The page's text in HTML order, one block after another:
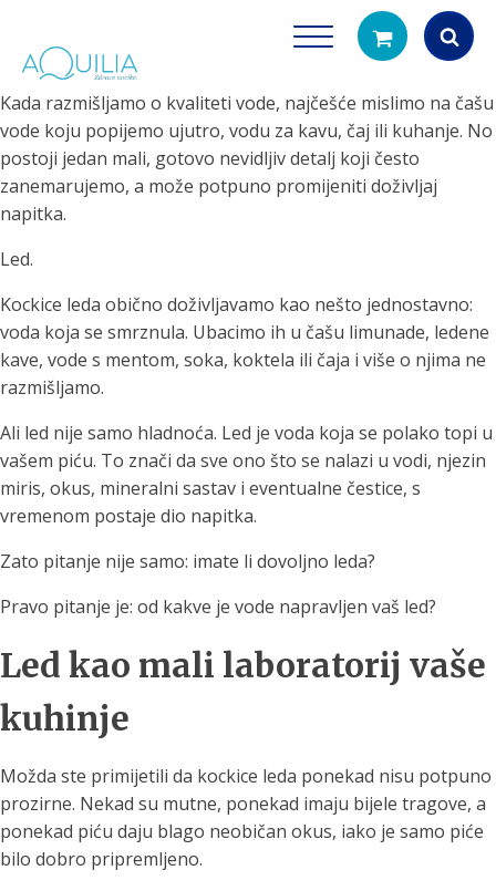
search
Kada razmišljamo o kvaliteti vode, najčešće mislimo na čašu
vode koju popijemo ujutro, vodu za kavu, čaj ili kuhanje. No
postoji jedan mali, gotovo nevidljiv detalj koji često
zanemarujemo, a može potpuno promijeniti doživljaj
napitka.
Led.
Kockice leda obično doživljavamo kao nešto jednostavno:
voda koja se smrznula. Ubacimo ih u čašu limunade, ledene
kave, vode s mentom, soka, koktela ili čaja i više o njima ne
razmišljamo.
Ali led nije samo hladnoća. Led je voda koja se polako topi u
vašem piću. To znači da sve ono što se nalazi u vodi, njezin
miris, okus, mineralni sastav i eventualne čestice, s
vremenom postaje dio napitka.
Zato pitanje nije samo: imate li dovoljno leda?
Pravo pitanje je: od kakve je vode napravljen vaš led?
Led kao mali laboratorij vaše
kuhinje
Možda ste primijetili da kockice leda ponekad nisu potpuno
prozirne. Nekad su mutne, ponekad imaju bijele tragove, a
ponekad piću daju blago neobičan okus, iako je samo piće
bilo dobro pripremljeno.
Tuš glave
filtriranje vode za tuširanje
Vrčevi za